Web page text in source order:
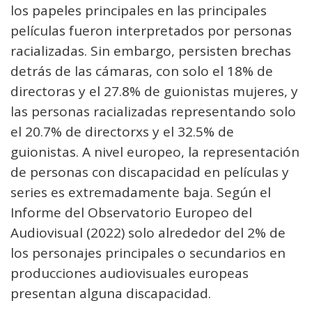
los papeles principales en las principales
películas fueron interpretados por personas
racializadas. Sin embargo, persisten brechas
detrás de las cámaras, con solo el 18% de
directoras y el 27.8% de guionistas mujeres, y
las personas racializadas representando solo
el 20.7% de directorxs y el 32.5% de
guionistas. A nivel europeo, la representación
de personas con discapacidad en películas y
series es extremadamente baja. Según el
Informe del Observatorio Europeo del
Audiovisual (2022) solo alrededor del 2% de
los personajes principales o secundarios en
producciones audiovisuales europeas
presentan alguna discapacidad.